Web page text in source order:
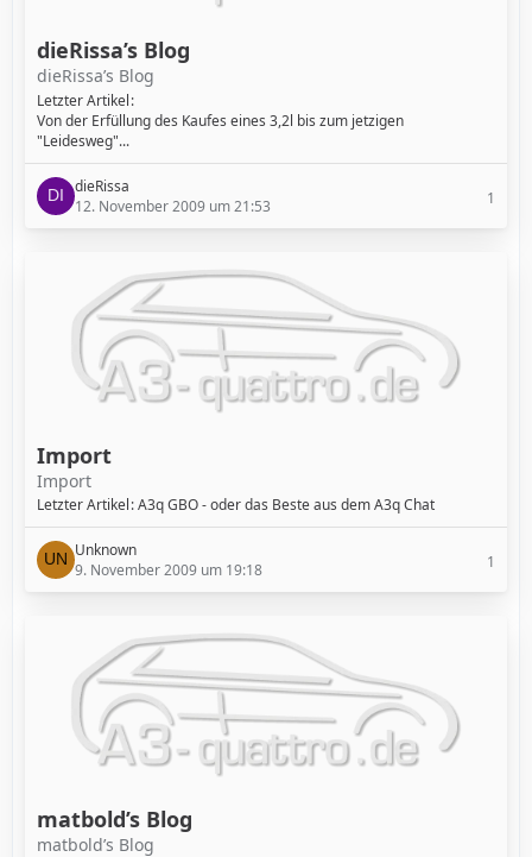
dieRissa’s Blog
dieRissa’s Blog
Letzter Artikel
Von der Erfüllung des Kaufes eines 3,2l bis zum jetzigen
"Leidesweg"...
dieRissa
12. November 2009 um 21:53
1
Import
Import
Letzter Artikel A3q GBO - oder das Beste aus dem A3q Chat
Unknown
9. November 2009 um 19:18
1
matbold’s Blog
matbold’s Blog